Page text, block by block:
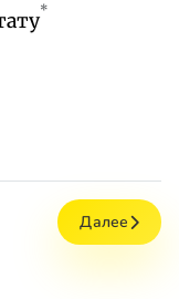
*
Далее